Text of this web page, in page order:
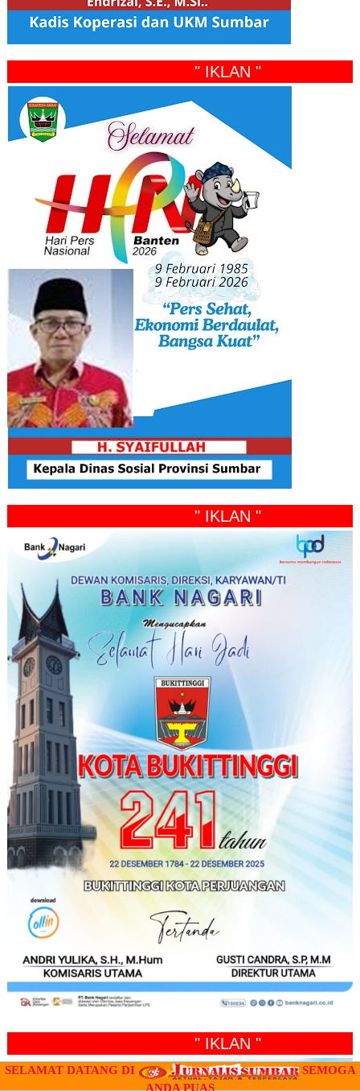
" IKLAN "
" IKLAN "
" IKLAN "
SELAMAT DATANG DI
SEMOGA
ANDA PUAS